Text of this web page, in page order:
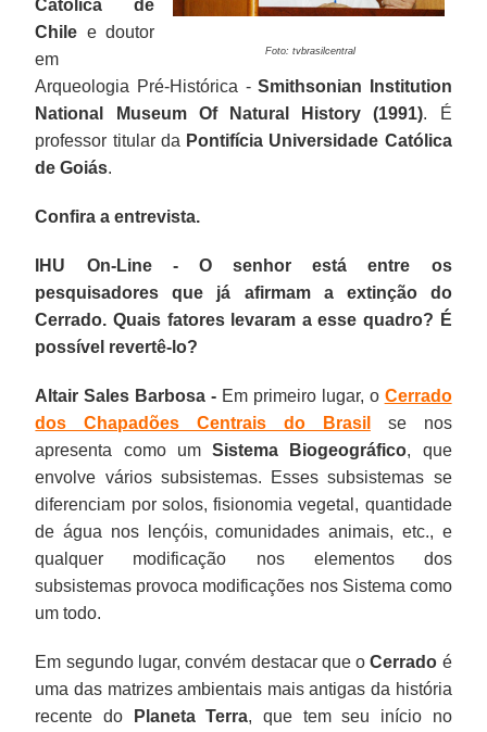
Foto: tvbrasilcentral
Católica de
Chile e doutor
em
Arqueologia Pré-Histórica -Smithsonian Institution
National Museum Of Natural History (1991). É
professor titular da Pontifícia Universidade Católica
de Goiás.
Confira a entrevista.
IHU On-Line - O senhor está entre os
pesquisadores que já afirmam a extinção do
Cerrado. Quais fatores levaram a esse quadro? É
possível revertê-lo?
Altair Sales Barbosa - Em primeiro lugar, o Cerrado
dos Chapadões Centrais do Brasil
se nos
apresenta como umSistema Biogeográfico, que
envolve vários subsistemas. Esses subsistemas se
diferenciam por solos, fisionomia vegetal, quantidade
de água nos lençóis, comunidades animais, etc., e
qualquer modificação nos elementos dos
subsistemas provoca modificações nos Sistema como
um todo.
Em segundo lugar, convém destacar que oCerrado é
uma das matrizes ambientais mais antigas da história
recente do
Planeta Terra, que tem seu início no